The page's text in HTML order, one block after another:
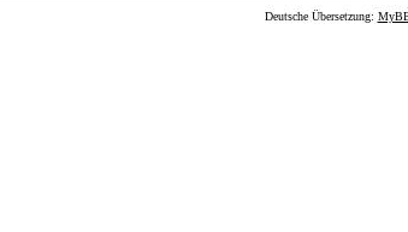
Deutsche Übersetzung: